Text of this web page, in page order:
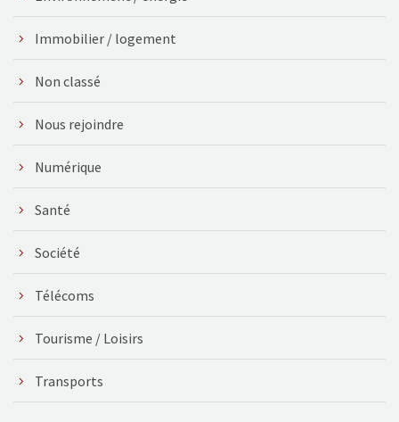
Immobilier / logement
Non classé
Nous rejoindre
Numérique
Santé
Société
Télécoms
Tourisme / Loisirs
Transports